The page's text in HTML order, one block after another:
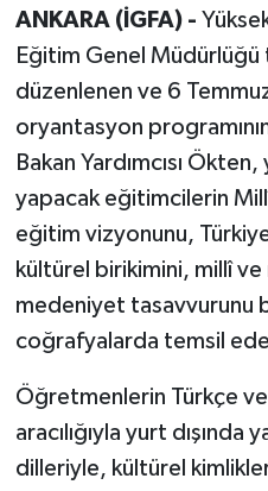
ANKARA (İGFA) -
Eğitim Genel Müdürlüğü
düzenlenen ve 6
oryantasyon programının
Bakan Yardımcısı
yapacak eğitimcilerin Millî
eğitim vizyonunu,
kültürel birikimini, millî
medeniyet tasavvurunu
coğrafyalarda temsil
Öğretmenlerin Türkçe
aracılığıyla yurt dışında
dilleriyle, kültürel